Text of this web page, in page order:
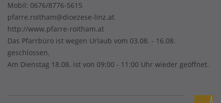
Mobil: 0676/8776-5615
pfarre.roitham@dioezese-linz.at
http://www.pfarre-roitham.at
Das Pfarrbüro ist wegen Urlaub vom 03.08. - 16.08.
geschlossen.
Am Dienstag 18.08. ist von 09:00 - 11:00 Uhr wieder geöffnet.